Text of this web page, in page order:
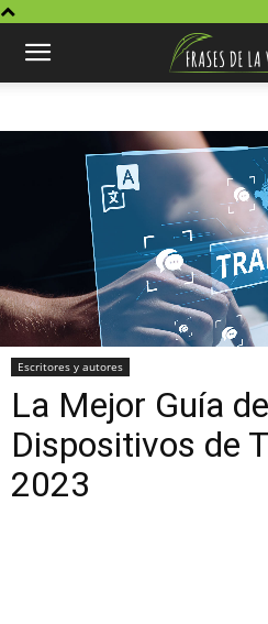
Escritores y autores
La Mejor Guía
Dispositivos de
2023